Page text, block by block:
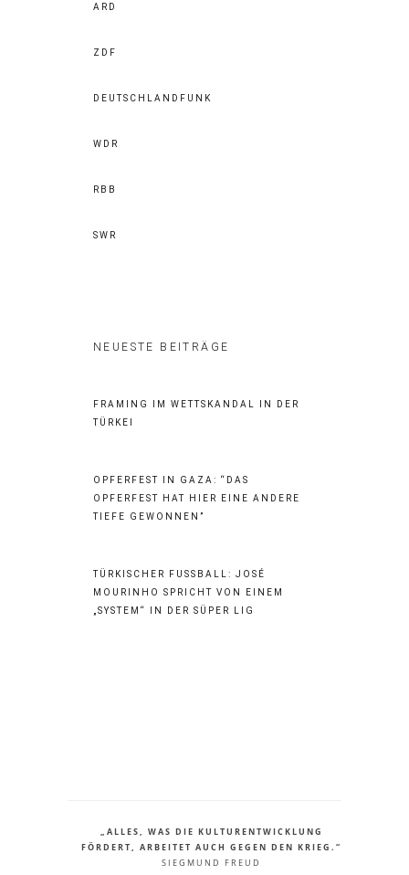
ARD
ZDF
DEUTSCHLANDFUNK
WDR
RBB
SWR
NEUESTE BEITRÄGE
FRAMING IM WETTSKANDAL IN DER
TÜRKEI
OPFERFEST IN GAZA: “DAS
OPFERFEST HAT HIER EINE ANDERE
TIEFE GEWONNEN”
TÜRKISCHER FUSSBALL: JOSÉ M
OURINHO SPRICHT VON EINEM „
SYSTEM“ IN DER SÜPER LIG
„ALLES, WAS DIE KULTURENTWICKLUNG
FÖRDERT, ARBEITET AUCH GEGEN DEN KRIEG.“
SIEGMUND FREUD